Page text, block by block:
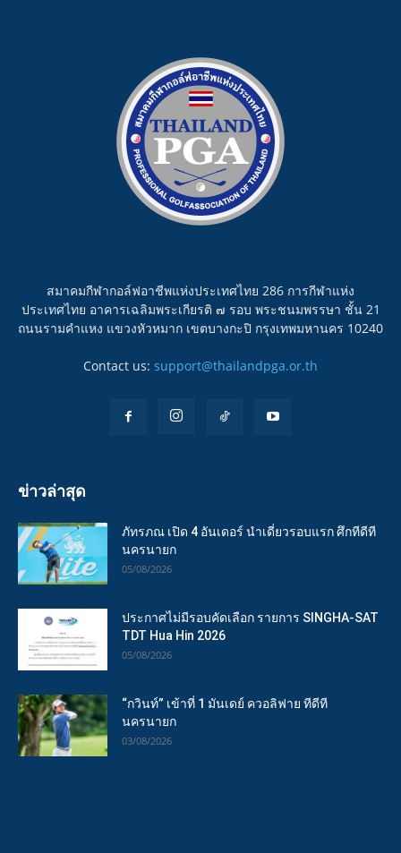
สมาคมกีฬากอล์ฟอาชีพแห่งประเทศไทย 286 การกีฬาแห่ง
ประเทศไทย อาคารเฉลิมพระเกียรติ ๗ รอบ พระชนมพรรษา ชั้น 21
ถนนรามคำแหง แขวงหัวหมาก เขตบางกะปิ กรุงเทพมหานคร 10240
Contact us: support@thailandpga.or.th
ข่าวล่าสุด
ภัทรภณ เปิด 4 อันเดอร์ นำเดี่ยวรอบแรก ศึกทีดีที
นครนายก
05/08/2026
ประกาศไม่มีรอบคัดเลือก รายการ SINGHA-SAT
TDT Hua Hin 2026
05/08/2026
“กวินท์” เข้าที่ 1 มันเดย์ ควอลิฟาย ทีดีที
นครนายก
03/08/2026